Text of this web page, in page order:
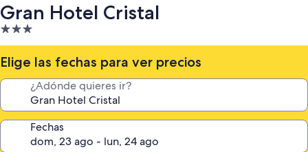
Gran Hotel Cristal
Propiedad
de
3.0
estrellas
Elige las fechas para ver precios
¿Adónde quieres ir?
Fechas